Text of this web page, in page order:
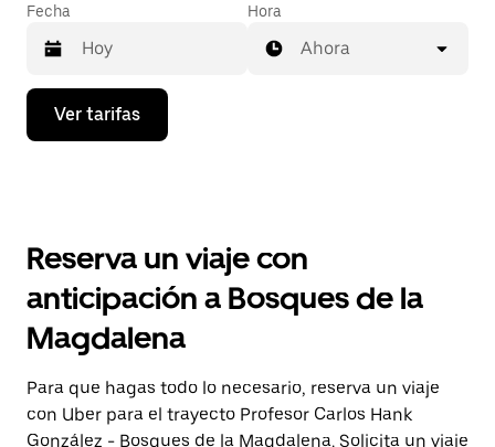
Fecha
Presiona
flecha
el
y
selecciona
una
Presiona
la
tecla Esc
para
Hora
Ahora
Ver tarifas
Reserva un viaje con
anticipación a Bosques de la
Magdalena
Para que hagas todo lo necesario, reserva un viaje
con Uber para el trayecto Profesor Carlos Hank
González - Bosques de la Magdalena. Solicita un viaje